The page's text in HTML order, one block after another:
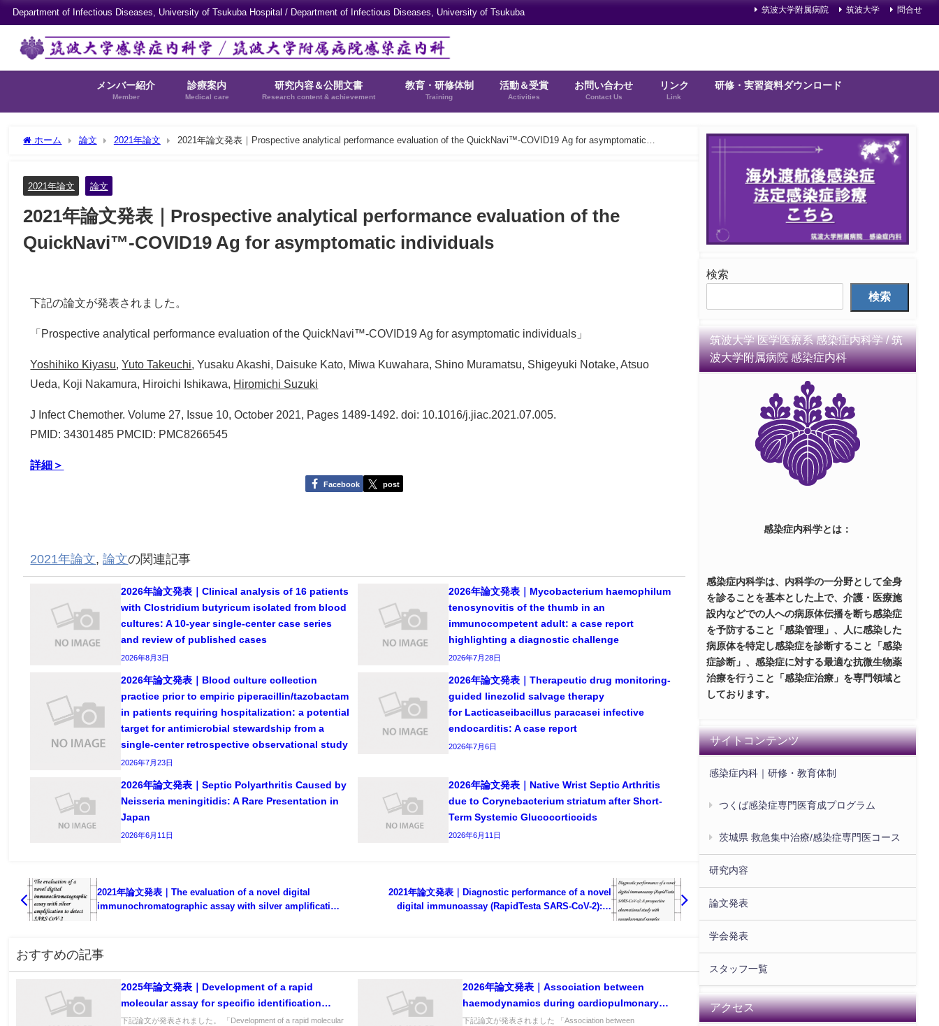
Department of Infectious Diseases, University of Tsukuba Hospital / Department of Infectious Diseases, University of Tsukuba 筑波大学附属病院 筑波大学 問合せ
メンバー紹介
Member
診療案内
Medical care
研究内容＆公開文書
Research content & achievement
教育・研修体制
Training
活動＆受賞
Activities
お問い合わせ
Contact Us
リンク
Link
研修・実習資料ダウンロード
ホーム 論文 2021年論文
2021年論文発表｜Prospective analytical performance evaluation of the QuickNavi™-COVID19 Ag for asymptomatic
2021年論文 論文
2021年論文発表｜Prospective analytical performance evaluation of the
QuickNavi™-COVID19 Ag for asymptomatic individuals
下記の論文が発表されました。
「Prospective analytical performance evaluation of the QuickNavi™-COVID19 Ag for asymptomatic individuals」
Yoshihiko Kiyasu,Yuto Takeuchi, Yusaku Akashi, Daisuke Kato, Miwa Kuwahara, Shino Muramatsu, Shigeyuki Notake, Atsuo
Ueda, Koji Nakamura, Hiroichi Ishikawa, Hiromichi Suzuki
J Infect Chemother. Volume 27, Issue 10, October 2021, Pages 1489-1492. doi: 10.1016/j.jiac.2021.07.005.
PMID: 34301485 PMCID: PMC8266545
詳細＞
Facebook post
2021年論文,論文の関連記事
2026年論文発表｜Clinical analysis of 16 patients
with Clostridium butyricum isolated from blood
cultures: A 10-year single-center case series
and review of published cases
2026年8月3日
2026年論文発表｜Mycobacterium haemophilum
tenosynovitis of the thumb in an
immunocompetent adult: a case report
highlighting a diagnostic challenge
2026年7月28日
2026年論文発表｜Blood culture collection
practice prior to empiric piperacillin/tazobactam
in patients requiring hospitalization: a potential
target for antimicrobial stewardship from a
single-center retrospective observational study
2026年7月23日
2026年論文発表｜Therapeutic drug monitoring-
guided linezolid salvage therapy
for Lacticaseibacillus paracasei infective
endocarditis: A case report
2026年7月6日
2026年論文発表｜Septic Polyarthritis Caused by
Neisseria meningitidis: A Rare Presentation in
Japan
2026年6月11日
2026年論文発表｜Native Wrist Septic Arthritis
due to Corynebacterium striatum after Short-
Term Systemic Glucocorticoids
2026年6月11日
2021年論文発表｜The evaluation of a novel digital
immunochromatographic assay with silver amplification
2021年論文発表｜Diagnostic performance of a novel
digital immunoassay (RapidTesta SARS-CoV-2): A
おすすめの記事
2025年論文発表｜Development of a rapid
molecular assay for specific identification
of Mycobacterium avium and Mycobacterium
下記論文が発表されました。 「Development of a rapid molecular
2026年論文発表｜Association between
haemodynamics during cardiopulmonary
resuscitation and cerebral arterial enhancement
下記論文が発表されました 「Association between
検索
検索
筑波大学 医学医療系 感染症内科学 / 筑
波大学附属病院 感染症内科
感染症内科学とは：
感染症内科学は、内科学の一分野として全身
を診ることを基本とした上で、介護・医療施
設内などでの人への病原体伝播を断ち感染症
を予防すること「感染管理」、人に感染した
病原体を特定し感染症を診断すること「感染
症診断」、感染症に対する最適な抗微生物薬
治療を行うこと「感染症治療」を専門領域と
しております。
サイトコンテンツ
感染症内科｜研修・教育体制
つくば感染症専門医育成プログラム
茨城県 救急集中治療/感染症専門医コース
研究内容
論文発表
学会発表
スタッフ一覧
アクセス